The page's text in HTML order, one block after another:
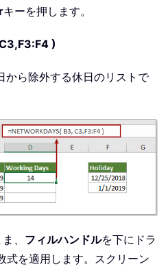
キーを押します。
)
から除外する休日のリストで
、 フィルハンドルを下にドラ
式を適用します。スクリーン